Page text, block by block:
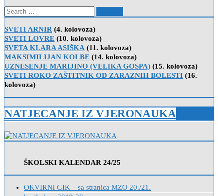
Search
for:
SVETI ARNIR (4. kolovoza)
SVETI LOVRE (10. kolovoza)
SVETA KLARA ASIŠKA (11. kolovoza)
MAKSIMILIJAN KOLBE (14. kolovoza)
UZNESENJE MARIJINO (VELIKA GOSPA) (15. kolovoza)
SVETI ROKO ZAŠTITNIK OD ZARAZNIH BOLESTI (16.
kolovoza)
NATJECANJE IZ VJERONAUKA
ŠKOLSKI KALENDAR 24/25
OKVIRNI GIK – sa stranica MZO 20./21.